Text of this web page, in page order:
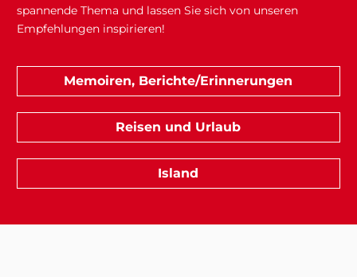
spannende Thema und lassen Sie sich von unseren
Empfehlungen inspirieren!
Memoiren, Berichte/Erinnerungen
Reisen und Urlaub
Island